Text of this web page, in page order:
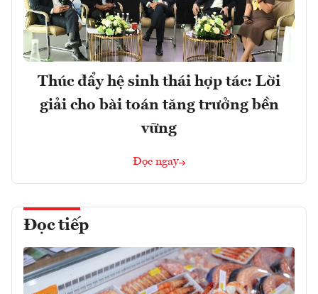
Thúc đẩy hệ sinh thái hợp tác: Lời
giải cho bài toán tăng trưởng bền
vững
Đọc ngay
Đọc tiếp